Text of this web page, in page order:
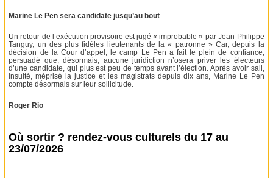
Marine Le Pen sera candidate jusqu’au bout
Un retour de l’exécution provisoire est jugé « improbable » par Jean-Philippe
Tanguy, un des plus fidèles lieutenants de la « patronne » Car, depuis la
décision de la Cour d’appel, le camp Le Pen a fait le plein de confiance,
persuadé que, désormais, aucune juridiction n’osera priver les électeurs
d’une candidate, qui plus est peu de temps avant l’élection. Après avoir sali,
insulté, méprisé la justice et les magistrats depuis dix ans, Marine Le Pen
compte désormais sur leur sollicitude.
Roger Rio
Où sortir ? rendez-vous culturels du 17 au
23/07/2026